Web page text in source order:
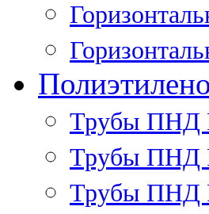
Трубы ПНД
Трубы ПНД
Трубы ПНД